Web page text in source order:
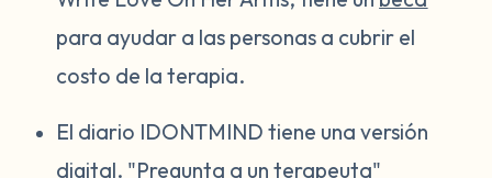
para ayudar a las personas a cubrir el
costo de la terapia.
El diario IDONTMIND tiene una versión
digital. "Pregunta a un terapeuta"